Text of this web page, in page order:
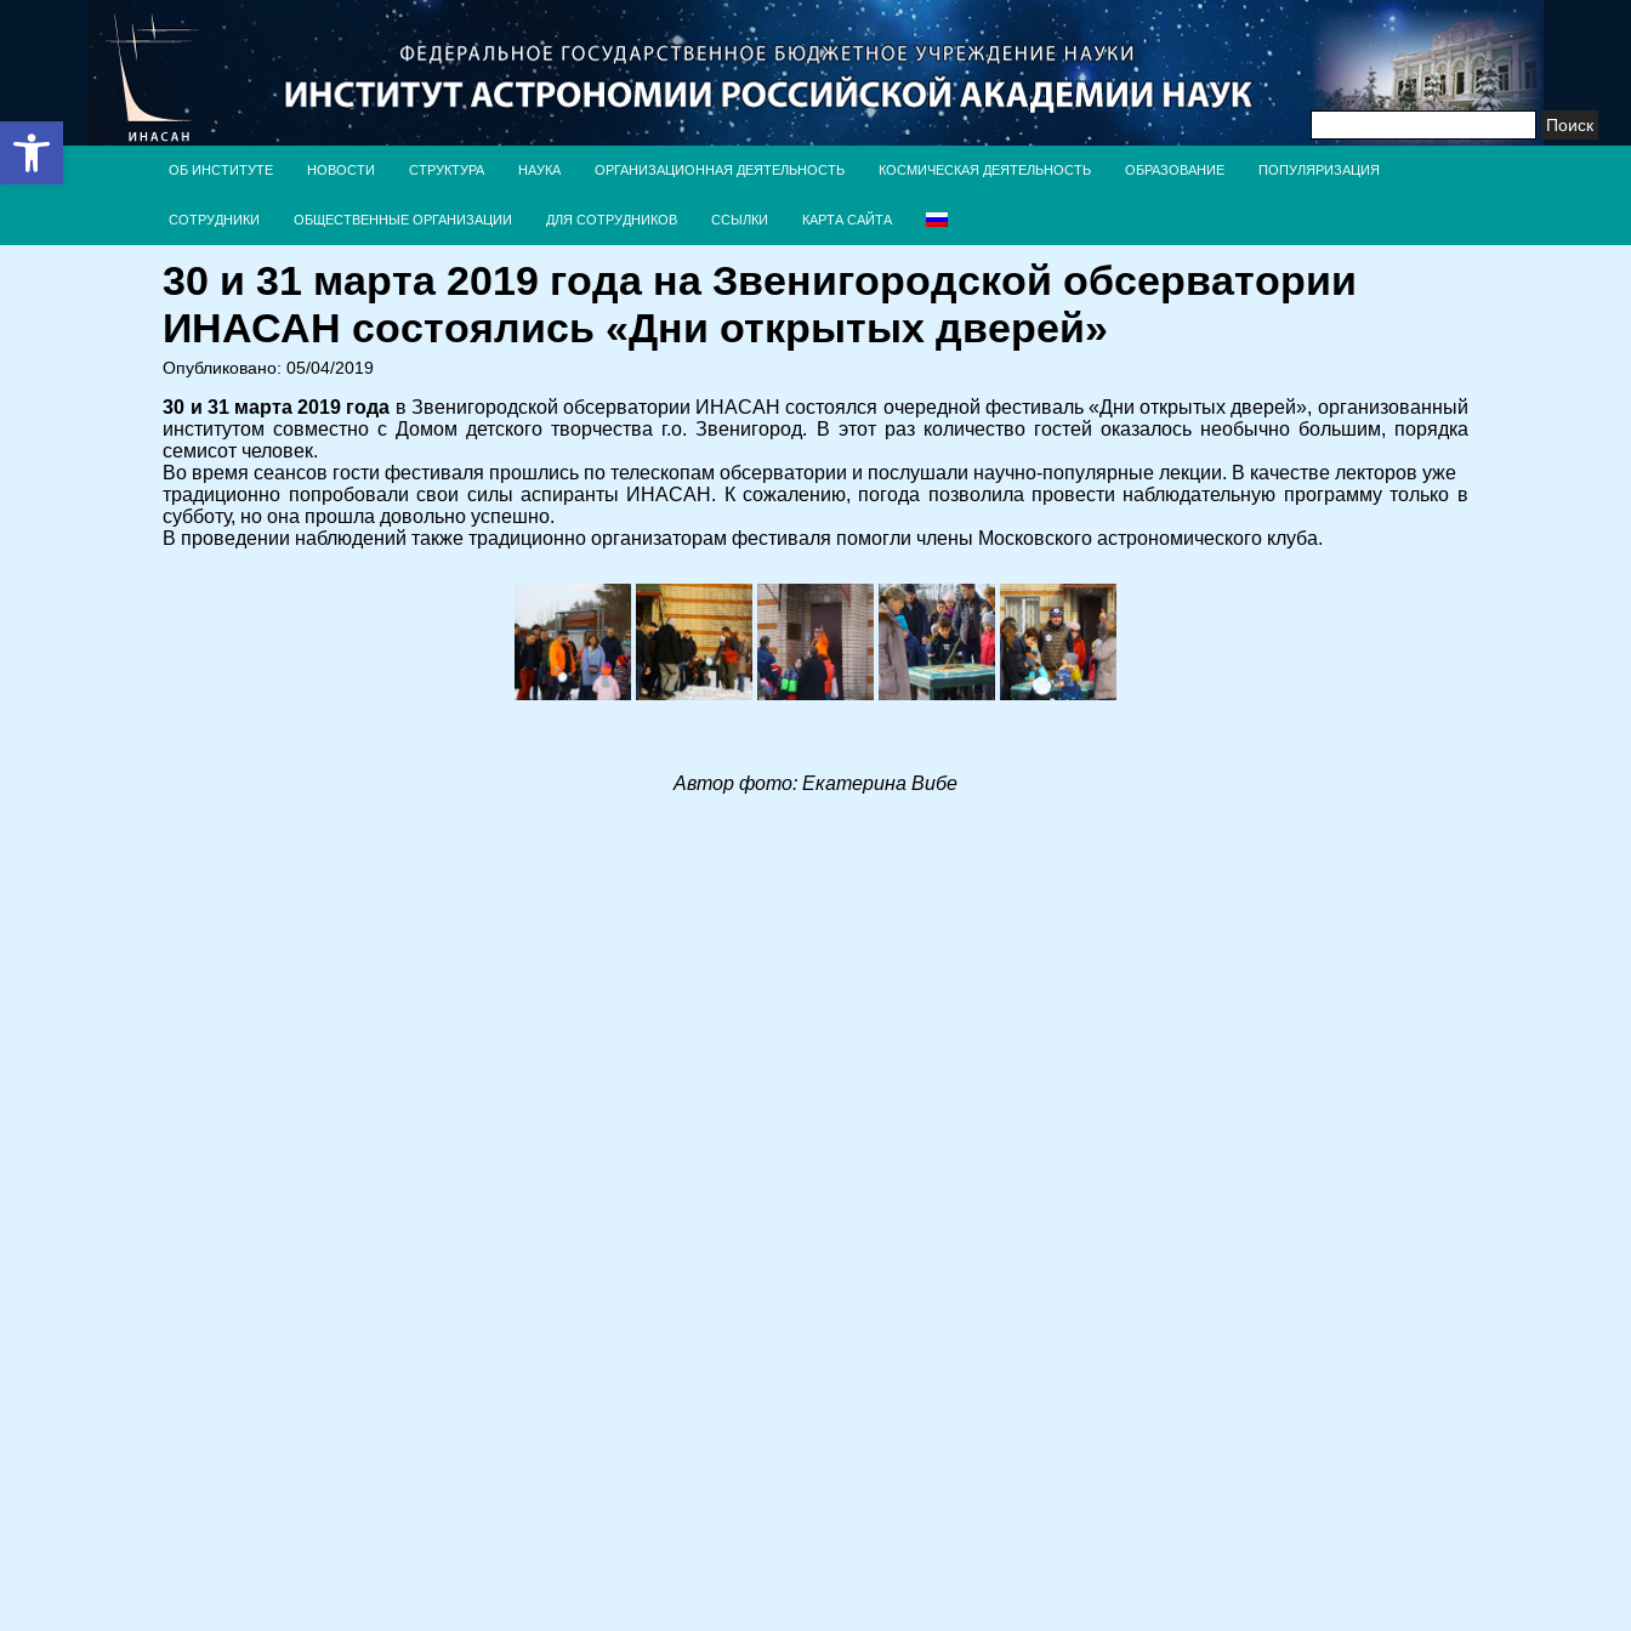
Открыть панель инструментов Найти:
ОБ ИНСТИТУТЕ НОВОСТИ СТРУКТУРА НАУКА ОРГАНИЗАЦИОННАЯ ДЕЯТЕЛЬНОСТЬ КОСМИЧЕСКАЯ ДЕЯТЕЛЬНОСТЬ ОБРАЗОВАНИЕ ПОПУЛЯРИЗАЦИЯ
СОТРУДНИКИ ОБЩЕСТВЕННЫЕ ОРГАНИЗАЦИИ ДЛЯ СОТРУДНИКОВ ССЫЛКИ КАРТА САЙТА
30 и 31 марта 2019 года на Звенигородской обсерватории
ИНАСАН состоялись «Дни открытых дверей»
Опубликовано: 05/04/2019
30 и 31 марта 2019 года в Звенигородской обсерватории ИНАСАН состоялся очередной фестиваль «Дни открытых дверей», организованный
институтом совместно с Домом детского творчества г.о. Звенигород. В этот раз количество гостей оказалось необычно большим, порядка
семисот человек.
Во время сеансов гости фестиваля прошлись по телескопам обсерватории и послушали научно-популярные лекции. В качестве лекторов уже
традиционно попробовали свои силы аспиранты ИНАСАН. К сожалению, погода позволила провести наблюдательную программу только в
субботу, но она прошла довольно успешно.
В проведении наблюдений также традиционно организаторам фестиваля помогли члены Московского астрономического клуба.
Автор фото: Екатерина Вибе